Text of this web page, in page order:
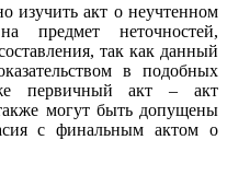
изучить акт о неучтенном
предмет неточностей,
так как данный
в подобных
первичный акт – акт
могут быть допущены
с финальным актом о